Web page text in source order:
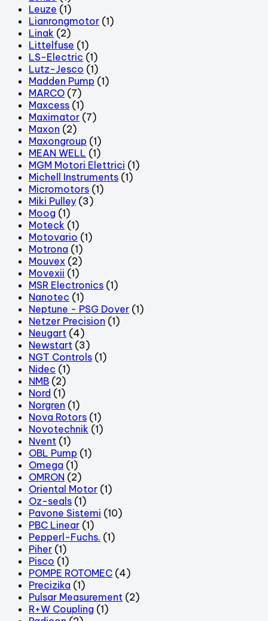
Leuze (1)
Lianrongmotor (1)
Linak (2)
Littelfuse (1)
LS-Electric (1)
Lutz-Jesco (1)
Madden Pump (1)
MARCO (7)
Maxcess (1)
Maximator (7)
Maxon (2)
Maxongroup (1)
MEAN WELL (1)
MGM Motori Elettrici (1)
Michell Instruments (1)
Micromotors (1)
Miki Pulley (3)
Moog (1)
Moteck (1)
Motovario (1)
Motrona (1)
Mouvex (2)
Movexii (1)
MSR Electronics (1)
Nanotec (1)
Neptune - PSG Dover (1)
Netzer Precision (1)
Neugart (4)
Newstart (3)
NGT Controls (1)
Nidec (1)
NMB (2)
Nord (1)
Norgren (1)
Nova Rotors (1)
Novotechnik (1)
Nvent (1)
OBL Pump (1)
Omega (1)
OMRON (2)
Oriental Motor (1)
Oz-seals (1)
Pavone Sistemi (10)
PBC Linear (1)
Pepperl-Fuchs. (1)
Piher (1)
Pisco (1)
POMPE ROTOMEC (4)
Precizika (1)
Pulsar Measurement (2)
R+W Coupling (1)